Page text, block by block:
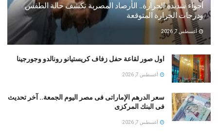
أجواء شديدة الحرارة.. الأرصاد المصرية تكشف حالة الطقس
ودرجات الحرارة المتوقعة
أغسطس 7, 2026
اول صور لقاعة حفل زفاف كريستيانو رونالدو وجورجينا
أغسطس 7, 2026
سعر الدرهم الإماراتى فى مصر اليوم الجمعة.. آخر تحديث
فى البنك المركزى
أغسطس 7, 2026